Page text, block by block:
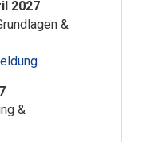
2027
&
&